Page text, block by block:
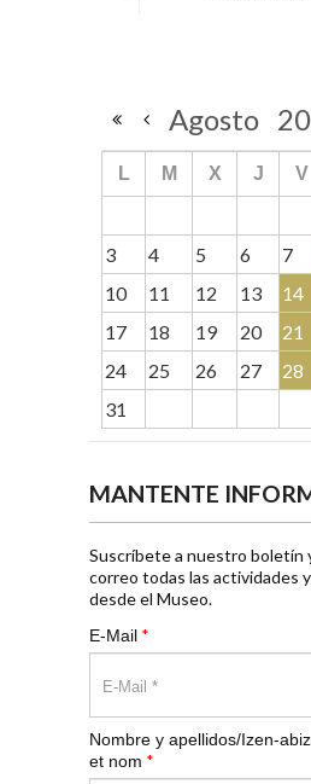
Agosto
L M X J V
3
4 5 6 7
10
11 12 13 14
17
18 19 20 21
24
25 26 27 28
31
MANTENTE
Suscríbete a nuestro boletín
correo todas las actividades
desde el Museo.
E-Mail *
Nombre y apellidos/Izen-
et nom *